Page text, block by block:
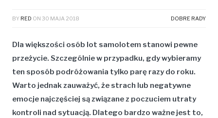
BY RED ON 30 MAJA 2018 DOBRE RADY
Dla większości osób lot samolotem stanowi pewne
przeżycie. Szczególnie w przypadku, gdy wybieramy
ten sposób podróżowania tylko parę razy do roku.
Warto jednak zauważyć, że strach lub negatywne
emocje najczęściej są związane z poczuciem utraty
kontroli nad sytuacją. Dlatego bardzo ważne jest to,